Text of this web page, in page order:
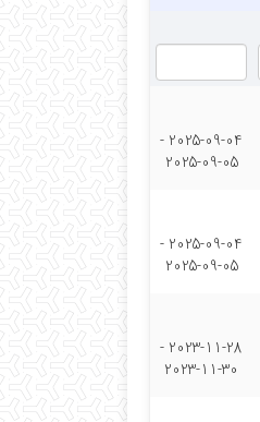
2025-09-04 -
2025-09-05
2025-09-04 -
2025-09-05
2023-11-28 -
2023-11-30